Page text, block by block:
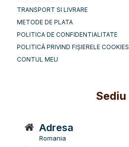
TRANSPORT SI LIVRARE
METODE DE PLATA
POLITICA DE CONFIDENTIALITATE
POLITICĂ PRIVIND FIȘIERELE COOKIES
CONTUL MEU
Sediu
Adresa
Romania